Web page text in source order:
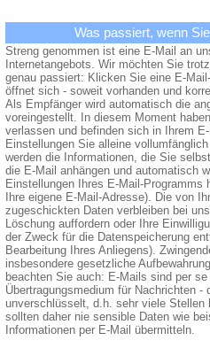
Was passiert, wenn
Streng genommen ist eine E-Mail an
Internetangebots. Wir möchten Sie
genau passiert: Klicken Sie eine E-
öffnet sich - soweit vorhanden und
Als Empfänger wird automatisch die
voreingestellt. In diesem Moment
verlassen und befinden sich in Ihrem
Einstellungen Sie alleine
werden die Informationen, die Sie
die E-Mail anhängen und automatisch
Einstellungen Ihres E-Mail-Programms
Ihre eigene E-Mail-Adresse). Die von
zugeschickten Daten verbleiben bei
Löschung auffordern oder Ihre
der Zweck für die Datenspeicherung
Bearbeitung Ihres Anliegens).
insbesondere gesetzliche
beachten Sie auch: E-Mails sind per
Übertragungsmedium für Nachrichten -
unverschlüsselt, d.h. sehr viele
sollten daher nie sensible Daten wie
Informationen per E-Mail übermitteln.